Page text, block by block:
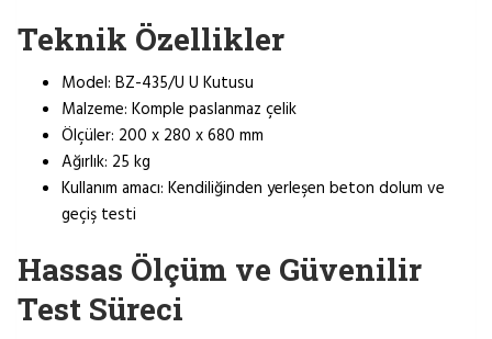
Teknik Özellikler
Model: BZ-435/U U Kutusu
Malzeme: Komple paslanmaz çelik
Ölçüler: 200 x 280 x 680 mm
Ağırlık: 25 kg
Kullanım amacı: Kendiliğinden yerleşen beton dolum ve
geçiş testi
Hassas Ölçüm ve Güvenilir
Test Süreci